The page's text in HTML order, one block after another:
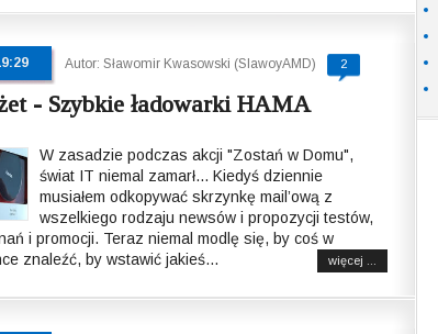
Autor: Sławomir Kwasowski (SlawoyAMD) 2
- Szybkie ładowarki HAMA
W zasadzie podczas akcji "Zostań w Domu",
świat IT niemal zamarł... Kiedyś dziennie
musiałem odkopywać skrzynkę mail’ową z
wszelkiego rodzaju newsów i propozycji testów,
i promocji. Teraz niemal modlę się, by coś w
znaleźć, by wstawić jakieś...
więcej ...